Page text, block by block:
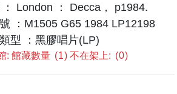
： London ： Decca， p1984.
：M1505 G65 1984 LP12198
型 ：黑膠唱片(LP)
: 館藏數量 1 不在架上: 0